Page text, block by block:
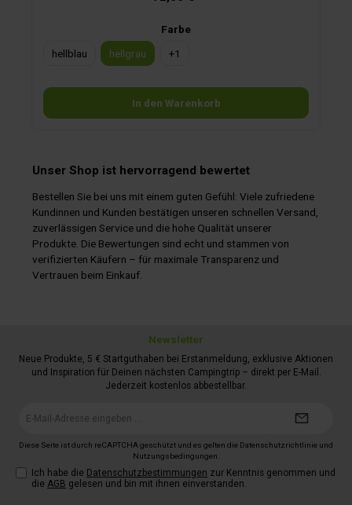
ø 20,5 cm 4 Schalen ø 15,5 cm inkl. luxuriöser
Aufbewahrungstasche
Farbe
hellblau
hellgrau +1
In den Warenkorb
Unser Shop ist hervorragend bewertet
Bestellen Sie bei uns mit einem guten Gefühl: Viele zufriedene
Kundinnen und Kunden bestätigen unseren schnellen Versand,
zuverlässigen Service und die hohe Qualität unserer
Produkte. Die Bewertungen sind echt und stammen von
verifizierten Käufern – für maximale Transparenz und
Vertrauen beim Einkauf.
Newsletter
Neue Produkte, 5 € Startguthaben bei Erstanmeldung, exklusive Aktionen
und Inspiration für Deinen nächsten Campingtrip – direkt per E-Mail.
Jederzeit kostenlos abbestellbar.
Diese Seite ist durch reCAPTCHA geschützt und es gelten die Datenschutzrichtlinie und
Nutzungsbedingungen.
Ich habe die Datenschutzbestimmungen zur Kenntnis genommen und
die AGB gelesen und bin mit ihnen einverstanden.